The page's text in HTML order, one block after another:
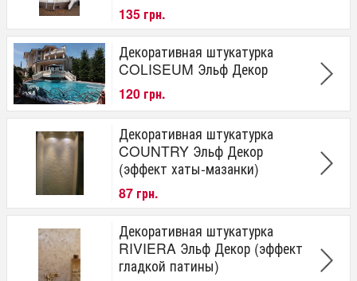
135 грн.
Декоративная штукатурка
COLISEUM Эльф Декор
120 грн.
Декоративная штукатурка
COUNTRY Эльф Декор
(эффект хаты-мазанки)
87 грн.
Декоративная штукатурка
RIVIERA Эльф Декор (эффект
гладкой патины)